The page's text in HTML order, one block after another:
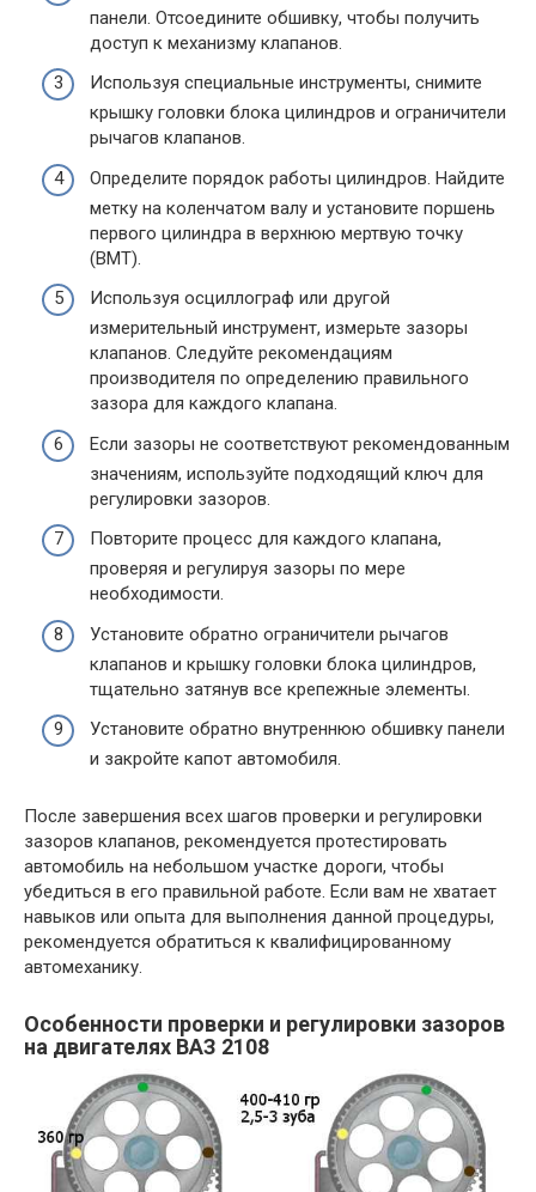
панели. Отсоедините обшивку, чтобы получить
доступ к механизму клапанов.
Используя специальные инструменты, снимите
крышку головки блока цилиндров и ограничители
рычагов клапанов.
Определите порядок работы цилиндров. Найдите
метку на коленчатом валу и установите поршень
первого цилиндра в верхнюю мертвую точку
(ВМТ).
Используя осциллограф или другой
измерительный инструмент, измерьте зазоры
клапанов. Следуйте рекомендациям
производителя по определению правильного
зазора для каждого клапана.
Если зазоры не соответствуют рекомендованным
значениям, используйте подходящий ключ для
регулировки зазоров.
Повторите процесс для каждого клапана,
проверяя и регулируя зазоры по мере
необходимости.
Установите обратно ограничители рычагов
клапанов и крышку головки блока цилиндров,
тщательно затянув все крепежные элементы.
Установите обратно внутреннюю обшивку панели
и закройте капот автомобиля.
После завершения всех шагов проверки и регулировки
зазоров клапанов, рекомендуется протестировать
автомобиль на небольшом участке дороги, чтобы
убедиться в его правильной работе. Если вам не хватает
навыков или опыта для выполнения данной процедуры,
рекомендуется обратиться к квалифицированному
автомеханику.
Особенности проверки и регулировки зазоров
на двигателях ВАЗ 2108